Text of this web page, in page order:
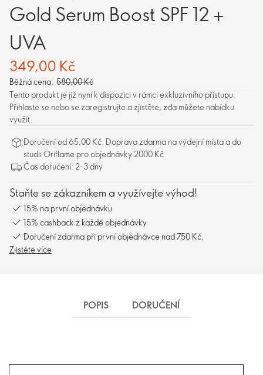
Gold Serum Boost SPF 12 +
UVA
349,00 Kč
Běžná cena: 580,00 Kč
Tento produkt je již nyní k dispozici v rámci exkluzivního přístupu.
Přihlaste se nebo se zaregistrujte a zjistěte, zda můžete nabídku
využít.
Doručení od 65,00 Kč. Doprava zdarma na výdejní místa a do
studii Oriflame pro objednávky 2000 Kč
Čas doručení: 2-3 dny
Staňte se zákazníkem a využívejte výhod!
15% na první objednávku
15% cashback z každé objednávky
Doručení zdarma při první objednávce nad 750 Kč.
Zjistěte více
POPIS DORUČENÍ